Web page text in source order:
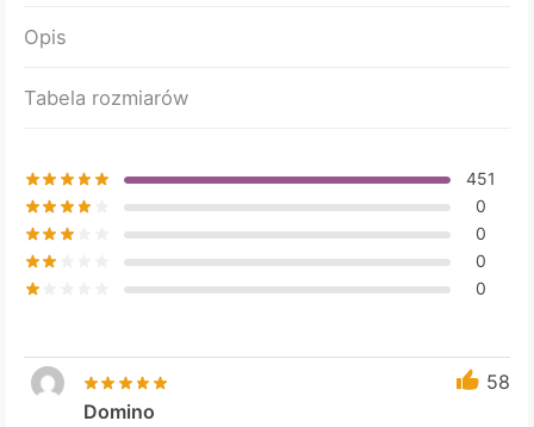
Opis
Tabela rozmiarów
451
0
0
0
0
58
Domino